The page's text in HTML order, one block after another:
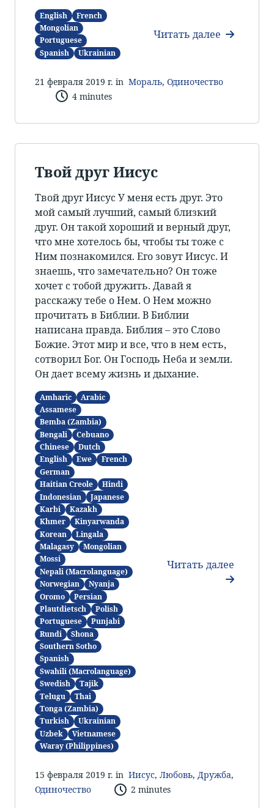
English
French
Mongolian
Portuguese
Spanish
Ukrainian
Читать далее
21 февраля 2019 г. in Мораль, Одиночество
4 minutes
Твой друг Иисус
Твой друг Иисус У меня есть друг. Это
мой самый лучший, самый близкий
друг. Он такой хороший и верный друг,
что мне хотелось бы, чтобы ты тоже с
Ним познакомился. Его зовут Иисус. И
знаешь, что замечательно? Он тоже
хочет с тобой дружить. Давай я
расскажу тебе о Нем. О Нем можно
прочитать в Библии. В Библии
написана правда. Библия – это Слово
Божие. Этот мир и все, что в нем есть,
сотворил Бог. Он Господь Неба и земли.
Он дает всему жизнь и дыхание.
Amharic
Arabic
Assamese
Bemba (Zambia)
Bengali
Cebuano
Chinese
Dutch
English
Ewe
French
German
Haitian Creole
Hindi
Indonesian
Japanese
Karbi
Kazakh
Khmer
Kinyarwanda
Korean
Lingala
Malagasy
Mongolian
Mossi
Nepali (Macrolanguage)
Norwegian
Nyanja
Oromo
Persian
Plautdietsch
Polish
Portuguese
Punjabi
Rundi
Shona
Southern Sotho
Spanish
Swahili (Macrolanguage)
Swedish
Tajik
Telugu
Thai
Tonga (Zambia)
Turkish
Ukrainian
Uzbek
Vietnamese
Waray (Philippines)
Читать далее
15 февраля 2019 г. in Иисус, Любовь, Дружба,
Одиночество
2 minutes